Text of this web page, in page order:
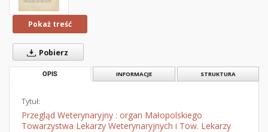
Pokaż treść
Pobierz
OPIS INFORMACJE STRUKTURA
Tytuł:
Przegląd Weterynaryjny : organ Małopolskiego
Towarzystwa Lekarzy Weterynaryjnych i Tow. Lekarzy